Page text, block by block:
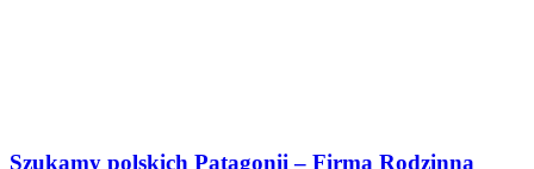
Szukamy polskich Patagonii – Firma Rodzinna